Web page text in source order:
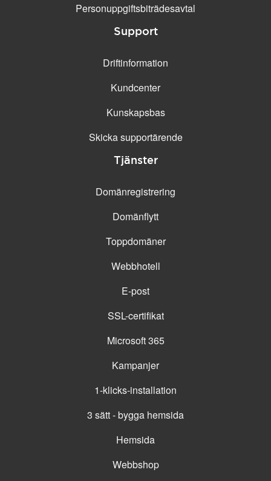
Personuppgifts­biträdesavtal
Support
Driftinformation
Kundcenter
Kunskapsbas
Skicka supportärende
Tjänster
Domänregistrering
Domänflytt
Toppdomäner
Webbhotell
E-post
SSL-certifikat
Microsoft 365
Kampanjer
1-klicks-installation
3 sätt - bygga hemsida
Hemsida
Webbshop